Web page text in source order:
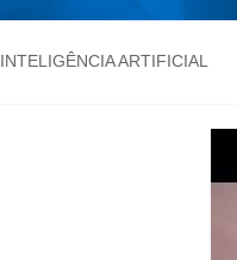
INTELIGÊNCIA ARTIFICIAL